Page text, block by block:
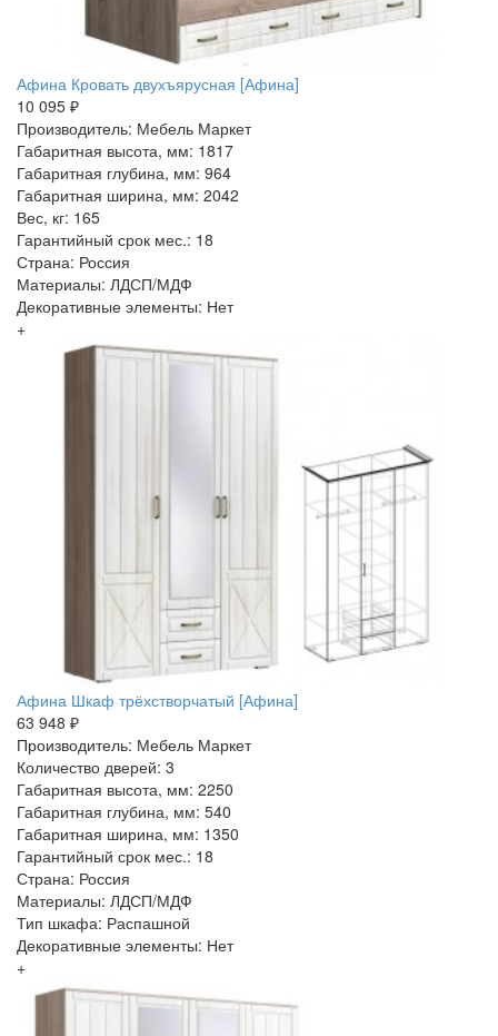
Афина Кровать двухъярусная [Афина]
10 095 ₽
Производитель: Мебель Маркет
Габаритная высота, мм: 1817
Габаритная глубина, мм: 964
Габаритная ширина, мм: 2042
Вес, кг: 165
Гарантийный срок мес.: 18
Страна: Россия
Материалы: ЛДСП/МДФ
Декоративные элементы: Нет
+
Афина Шкаф трёхстворчатый [Афина]
63 948 ₽
Производитель: Мебель Маркет
Количество дверей: 3
Габаритная высота, мм: 2250
Габаритная глубина, мм: 540
Габаритная ширина, мм: 1350
Гарантийный срок мес.: 18
Страна: Россия
Материалы: ЛДСП/МДФ
Тип шкафа: Распашной
Декоративные элементы: Нет
+